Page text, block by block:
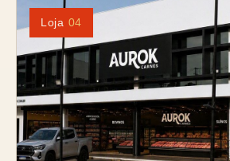
Loja 04